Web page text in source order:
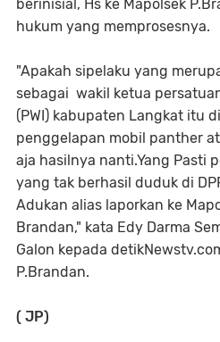
berinisial, Hs ke Mapolsek
hukum yang memprosesnya.
"Apakah sipelaku yang
sebagai wakil ketua
(PWI) kabupaten Langkat itu
penggelapan mobil panther
aja hasilnya nanti.Yang Pasti
yang tak berhasil duduk di
Adukan alias laporkan ke
Brandan," kata Edy Darma
Galon kepada
P.Brandan.
( JP)